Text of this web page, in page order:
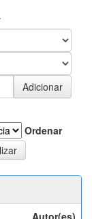
Ordenar
Autor(es)